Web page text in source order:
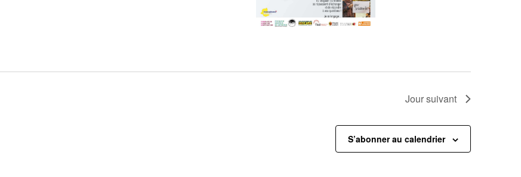
Jour suivant
S’abonner au calendrier